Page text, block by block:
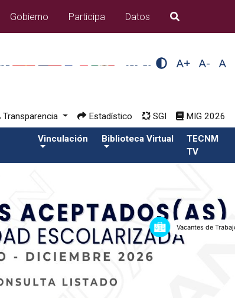
Gobierno
Participa Datos B�squeda
A+ A- A
Transparencia Estadístico SGI MIG 2026
Vinculación Biblioteca Virtual
TECNM
TV